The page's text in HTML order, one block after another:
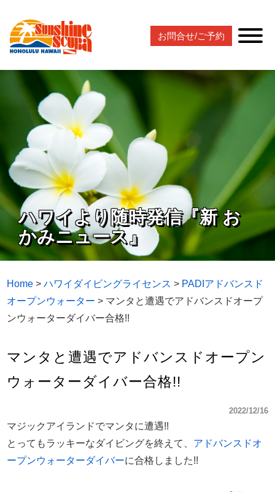
お問合せ/ご予約
ハワイより随時発信『新 お
かみニュース』
Home >ハワイダイビングライセンス > PADIアドバンスド
オープンウォーター > マンタと遭遇でアドバンスドオープ
ンウォーターダイバー合格!!
マンタと遭遇でアドバンスドオープン
ウォーターダイバー合格!!
2022/12/16
マジックアイランドでマンタに遭遇!!
とってもラッキーなダイビングを終えて、 アドバンスドオ
ープンウォーターダイバーに合格しました!!